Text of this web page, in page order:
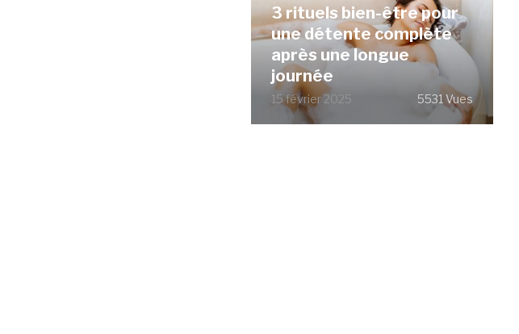
3 rituels bien-être pour
une détente complète
après une longue
journée
15 février 2025 5531 Vues